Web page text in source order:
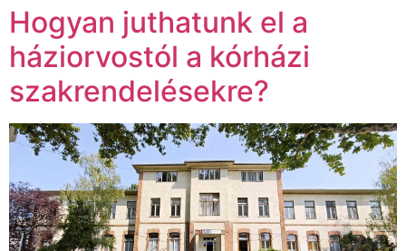
Hogyan juthatunk el a
háziorvostól a kórházi
szakrendelésekre?